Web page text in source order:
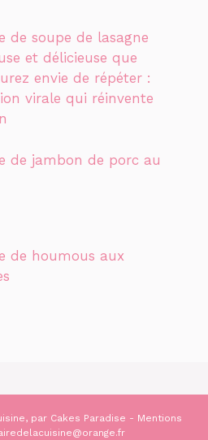
de soupe de lasagne
et délicieuse que
envie de répéter :
virale qui réinvente
de jambon de porc au
de houmous aux
par Cakes Paradise - Mentions